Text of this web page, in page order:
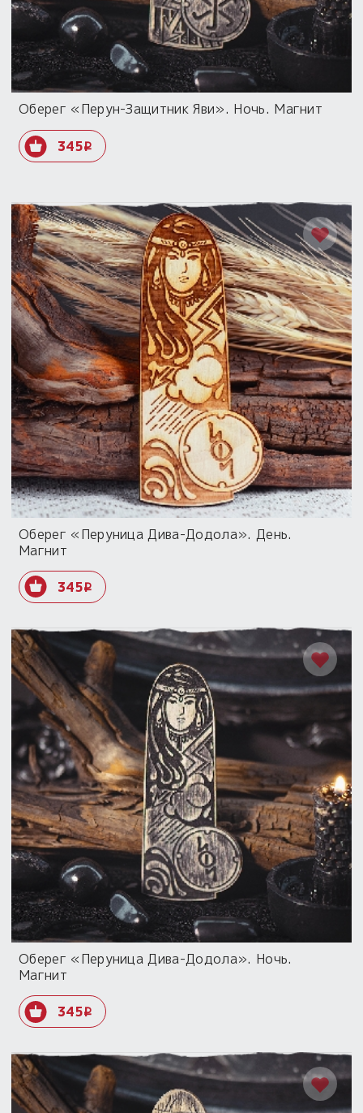
Оберег «Перун-Защитник Яви». Ночь. Магнит
345i
Оберег «Перуница Дива-Додола». День.
Магнит
345i
Оберег «Перуница Дива-Додола». Ночь.
Магнит
345i